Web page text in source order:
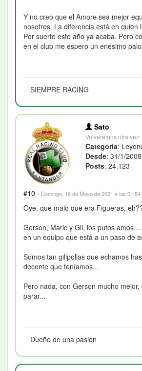
Y no creo que el Amore sea mejor
nosotros. La diferencia está en quien
Por suerte este año ya acaba. Pero
en el club me espero un enésimo
SIEMPRE RACING
Sato
Volveremos otra vez
Categoría:
Desde: 31/1/2008
Posts: 24.123
#10 · Domingo, 16 de Mayo de 2021 a las 01:54
Oye, que malo que era Figueras,
Gerson, Maric y Gil, los putos
en un equipo que está a un paso de
Somos tan gilipollas que echamos
decente que teníamos...
Pero nada, con Gerson mucho
parar...
Dueño de una pasión